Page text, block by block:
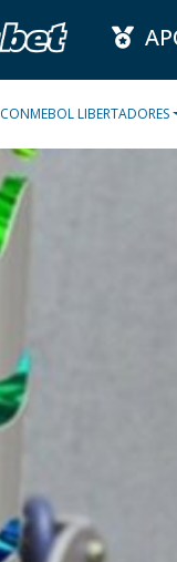
CONMEBOL LIBERTADORES